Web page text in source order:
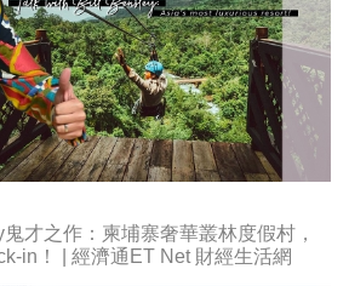
才之作：柬埔寨奢華叢林度假村，
in！ | 經濟通ET Net 財經生活網